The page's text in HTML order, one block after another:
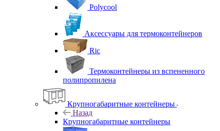
Polycool
Аксессуары для термоконтейнеров
Ric
Термоконтейнеры из вспененного
полипропилена
Крупногабаритные контейнеры
Назад
Крупногабаритные контейнеры